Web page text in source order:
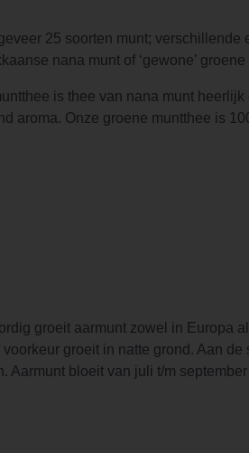
25 soorten munt; verschillende
nana munt of ‘gewone’ groene
is thee van nana munt heerlijk
aroma. Onze groene muntthee is
groeit aarmunt zowel in Europa
groeit in natte grond. Aan de
Aarmunt bloeit van juli t/m